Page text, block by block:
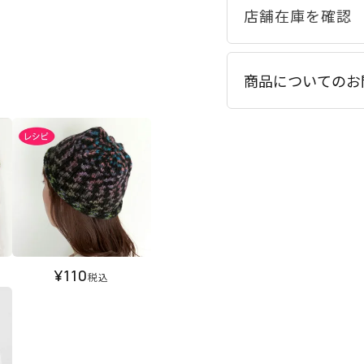
¥110税込
商品についての